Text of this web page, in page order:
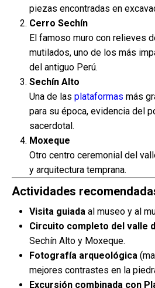
piezas encontradas en
Cerro Sechín
El famoso muro con relieves
mutilados, uno de los más
del antiguo Perú.
Sechín Alto
Una de las plataformas más
para su época, evidencia del
sacerdotal.
Moxeque
Otro centro ceremonial del
y arquitectura temprana.
Actividades
Visita guiada al museo y al
Circuito completo del valle
Sechín Alto y Moxeque.
Fotografía arqueológica
mejores contrastes en la
Excursión combinada con